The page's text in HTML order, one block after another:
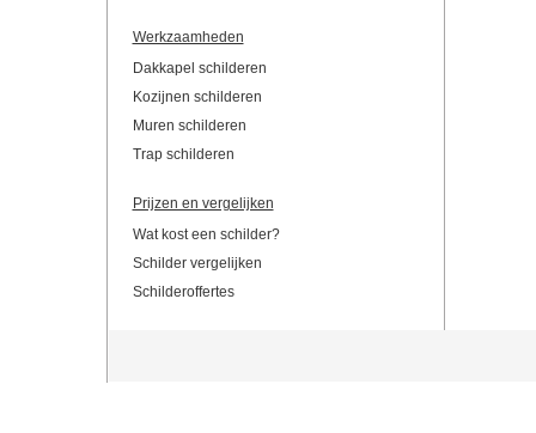
Werkzaamheden
Dakkapel schilderen
Kozijnen schilderen
Muren schilderen
Trap schilderen
Prijzen en vergelijken
Wat kost een schilder?
Schilder vergelijken
Schilderoffertes